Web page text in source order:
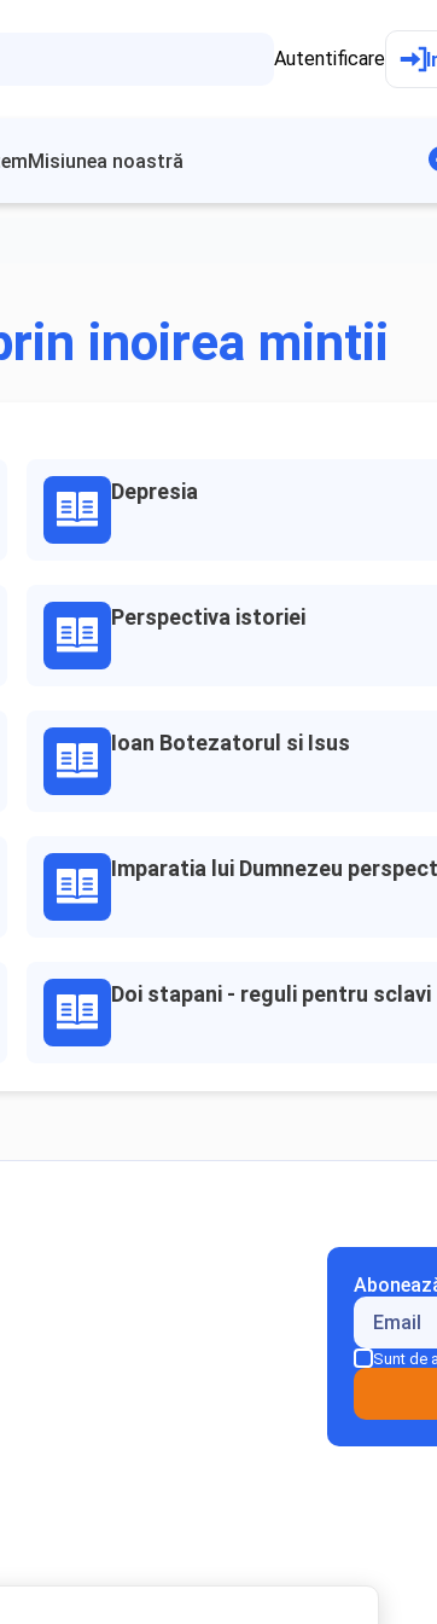
Autentificare
Misiunea noastră
inoirea mintii
Depresia
Perspectiva istoriei
Ioan Botezatorul si Isus
Imparatia lui Dumnezeu
Doi stapani - reguli pentru sclavi
Sunt de